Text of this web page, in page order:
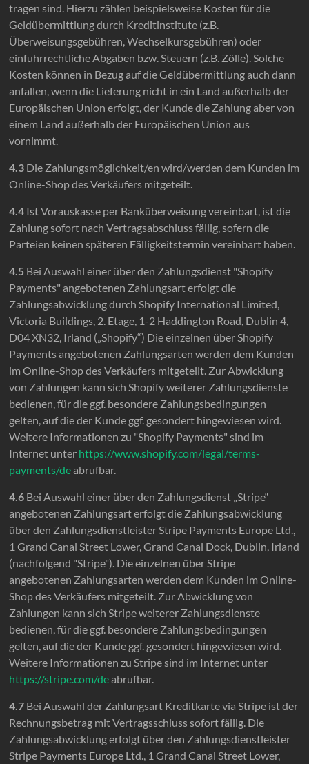
tragen sind. Hierzu zählen beispielsweise Kosten für die
Geldübermittlung durch Kreditinstitute (z.B.
Überweisungsgebühren, Wechselkursgebühren) oder
einfuhrrechtliche Abgaben bzw. Steuern (z.B. Zölle). Solche
Kosten können in Bezug auf die Geldübermittlung auch dann
anfallen, wenn die Lieferung nicht in ein Land außerhalb der
Europäischen Union erfolgt, der Kunde die Zahlung aber von
einem Land außerhalb der Europäischen Union aus
vornimmt.
4.3 Die Zahlungsmöglichkeit/en wird/werden dem Kunden im
Online-Shop des Verkäufers mitgeteilt.
4.4 Ist Vorauskasse per Banküberweisung vereinbart, ist die
Zahlung sofort nach Vertragsabschluss fällig, sofern die
Parteien keinen späteren Fälligkeitstermin vereinbart haben.
4.5 Bei Auswahl einer über den Zahlungsdienst "Shopify
Payments" angebotenen Zahlungsart erfolgt die
Zahlungsabwicklung durch Shopify International Limited,
Victoria Buildings, 2. Etage, 1-2 Haddington Road, Dublin 4,
D04 XN32, Irland („Shopify“) Die einzelnen über Shopify
Payments angebotenen Zahlungsarten werden dem Kunden
im Online-Shop des Verkäufers mitgeteilt. Zur Abwicklung
von Zahlungen kann sich Shopify weiterer Zahlungsdienste
bedienen, für die ggf. besondere Zahlungsbedingungen
gelten, auf die der Kunde ggf. gesondert hingewiesen wird.
Weitere Informationen zu "Shopify Payments" sind im
Internet unter https://www.shopify.com/legal/terms-
payments/deabrufbar.
4.6 Bei Auswahl einer über den Zahlungsdienst „Stripe“
angebotenen Zahlungsart erfolgt die Zahlungsabwicklung
über den Zahlungsdienstleister Stripe Payments Europe Ltd.,
1 Grand Canal Street Lower, Grand Canal Dock, Dublin, Irland
(nachfolgend "Stripe"). Die einzelnen über Stripe
angebotenen Zahlungsarten werden dem Kunden im Online-
Shop des Verkäufers mitgeteilt. Zur Abwicklung von
Zahlungen kann sich Stripe weiterer Zahlungsdienste
bedienen, für die ggf. besondere Zahlungsbedingungen
gelten, auf die der Kunde ggf. gesondert hingewiesen wird.
Weitere Informationen zu Stripe sind im Internet unter
https://stripe.com/deabrufbar.
4.7 Bei Auswahl der Zahlungsart Kreditkarte via Stripe ist der
Rechnungsbetrag mit Vertragsschluss sofort fällig. Die
Zahlungsabwicklung erfolgt über den Zahlungsdienstleister
Stripe Payments Europe Ltd., 1 Grand Canal Street Lower,